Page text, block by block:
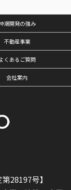
潮開発の強み
不動産事業
くあるご質問
会社案内
28197号】